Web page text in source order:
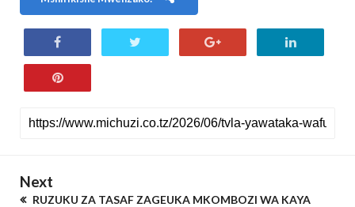
Next
RUZUKU ZA TASAF ZAGEUKA MKOMBOZI WA KAYA